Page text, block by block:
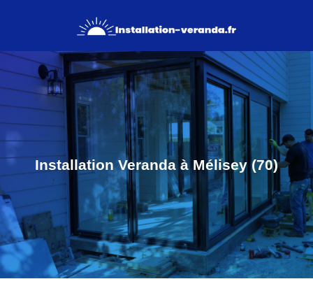
Installation Veranda à Mélisey (70)